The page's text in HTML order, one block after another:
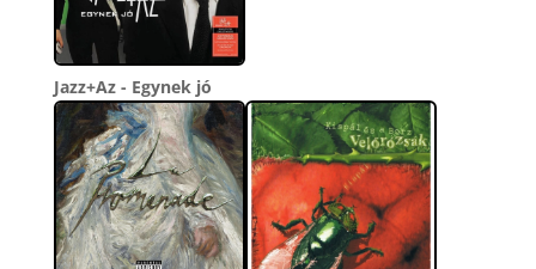
Jazz+Az - Egynek jó